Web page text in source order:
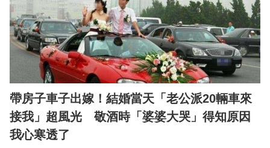
帶房子車子出嫁！結婚當天「老公派20輛車來
接我」超風光 敬酒時「婆婆大哭」得知原因
我心寒透了